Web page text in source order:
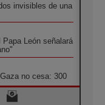
invisibles de una
León señalará
no cesa: 300